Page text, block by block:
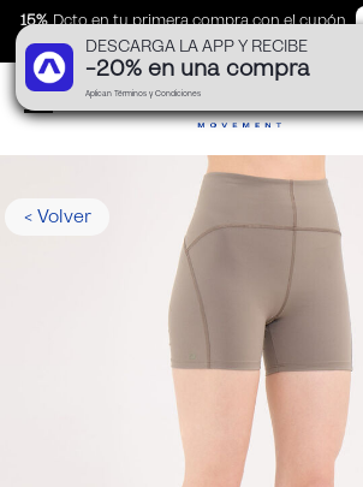
15% Dcto en tu primera compra con el cupón
TyC
< Volver
DESCARGA LA APP Y RECIBE
-20% en una compra
Aplican Términos y Condiciones